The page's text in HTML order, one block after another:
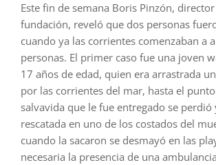
Este fin de semana Boris Pinzón,
fundación, reveló que dos personas
cuando ya las corrientes comenzaban a
personas. El primer caso fue una joven
17 años de edad, quien era arrastrada
por las corrientes del mar, hasta el
salvavida que le fue entregado se perdió
rescatada en uno de los costados del
cuando la sacaron se desmayó en las
necesaria la presencia de una